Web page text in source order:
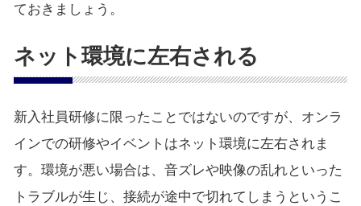
ておきましょう。
ネット環境に左右される
新入社員研修に限ったことではないのですが、オンラ
インでの研修やイベントはネット環境に左右されま
す。環境が悪い場合は、音ズレや映像の乱れといった
トラブルが生じ、接続が途中で切れてしまうというこ